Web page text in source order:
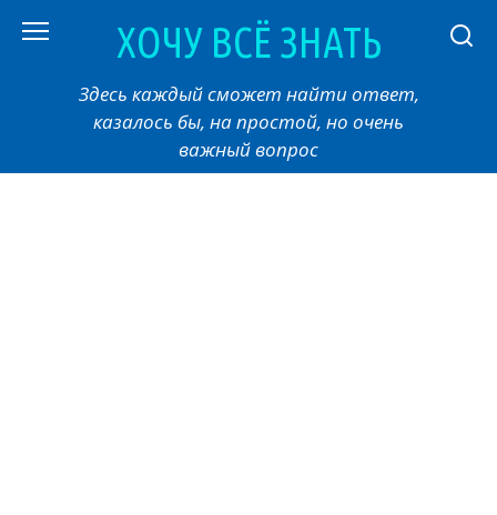
ХОЧУ ВСЁ ЗНАТЬ
Здесь каждый сможет найти ответ,
казалось бы, на простой, но очень
важный вопрос